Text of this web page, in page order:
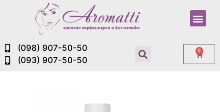
(098) 907-50-50
(093) 907-50-50
0